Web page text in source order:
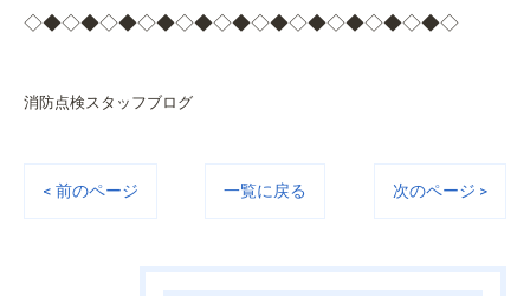
◇◆◇◆◇◆◇◆◇◆◇◆◇◆◇◆◇◆◇◆◇◆◇
消防点検スタッフブログ
< 前のページ 一覧に戻る 次のページ >